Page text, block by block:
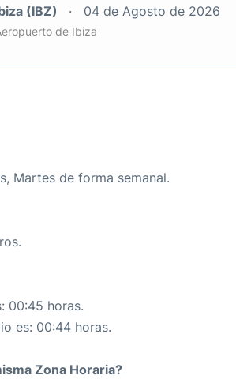
(IBZ) 04 de Agosto de 2026
de Ibiza
Martes de forma semanal.
00:45 horas.
es: 00:44 horas.
Zona Horaria?